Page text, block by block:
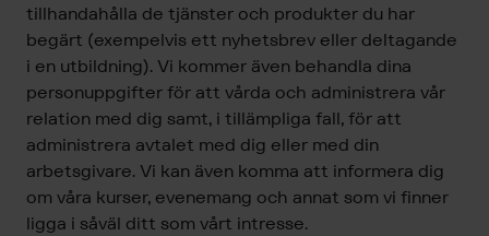
tillhandahålla de tjänster och produkter du har
begärt (exempelvis ett nyhetsbrev eller deltagande
i en utbildning). Vi kommer även behandla dina
personuppgifter för att vårda och administrera vår
relation med dig samt, i tillämpliga fall, för att
administrera avtalet med dig eller med din
arbetsgivare. Vi kan även komma att informera dig
om våra kurser, evenemang och annat som vi finner
ligga i såväl ditt som vårt intresse.